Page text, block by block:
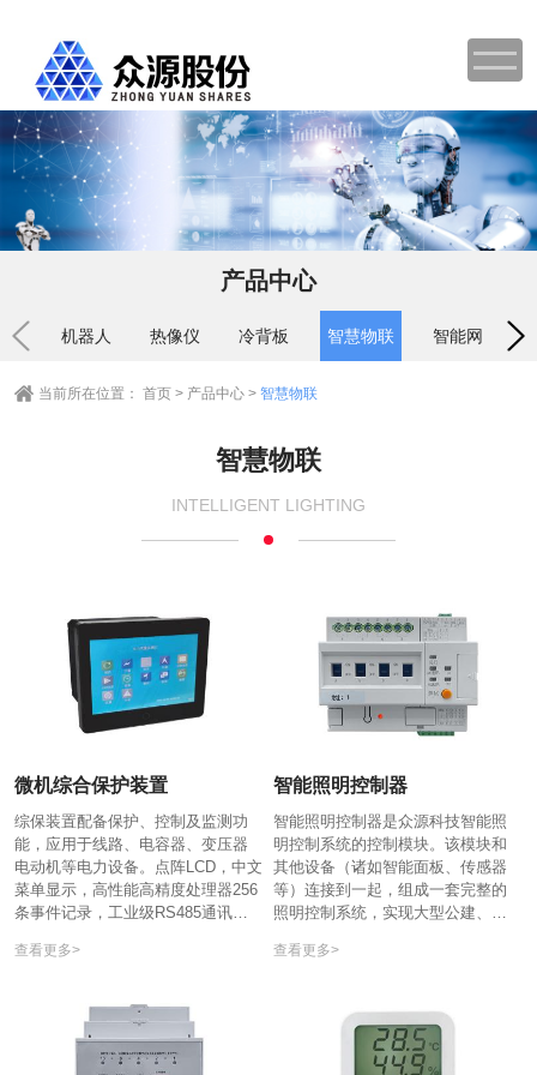
产品中心
机器人 热像仪 冷背板 智慧物联 智能网关
当前所在位置： 首页 > 产品中心 > 智慧物联
智慧物联
INTELLIGENT LIGHTING
微机综合保护装置
综保装置配备保护、控制及监测功
能，应用于线路、电容器、变压器
电动机等电力设备。点阵LCD，中文
菜单显示，高性能高精度处理器256
条事件记录，工业级RS485通讯，
与控制可以为变电站、发电厂、高
制提供了完整的解决方案，可有力
地保障高低压电网及厂用电系统的
安全稳定运行。2.自动化系统可以和
查看更多>
智能照明控制器
智能照明控制器是众源科技智能照
明控制系统的控制模块。该模块和
其他设备（诸如智能⾯板、传感器
等）连接到⼀起，组成⼀套完整的
照明控制系统，实现⼤型公建、楼
⼼跳报⽂：⼼跳报⽂上传间隔0到
查看更多>